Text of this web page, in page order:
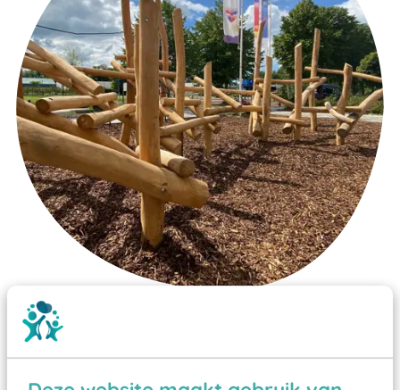
Wist je dat:
Vanaf een valhoogte van 1,5 meter een speciale
valondergrond onder speeltoestellen verplicht is